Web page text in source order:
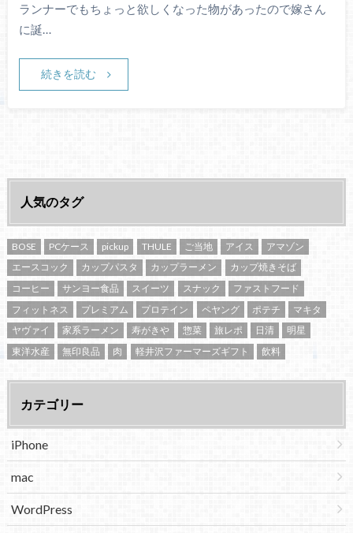
ランナーでもちょっと欲しくなった物があったので嫁さん
に誕…
続きを読む
人気のタグ
BOSE PCケース pickup THULE ご当地 アイス
アマゾン
エースコック
カップパスタ カップラーメン
カップ焼きそば
コーヒー
サンヨー食品 スイーツ スナック
ファストフード
フィットネス
プレミアム プロテイン ペヤング ポテチ
マキタ
ヤヴァイ
家系ラーメン 寿がきや 惣菜 旅レポ 日清
明星
東洋水産
無印良品 肉 軽井沢ファーマーズギフト 飲料
カテゴリー
iPhone
mac
WordPress